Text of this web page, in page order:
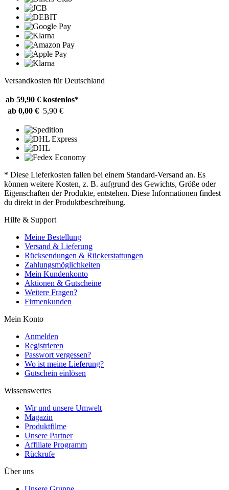
Versandkosten für Deutschland
ab 59,90 € kostenlos*
ab 0,00 € 5,90 €
* Diese Lieferkosten fallen bei einem Standard-Versand an. Es
können weitere Kosten, z. B. aufgrund des Gewichts, Größe oder
Eigenschaften der Produkte, entstehen. Diese Informationen findest
du direkt in der Produktbeschreibung.
Hilfe & Support
Meine Bestellung
Versand & Lieferung
Rücksendungen & Rückerstattungen
Zahlungsmöglichkeiten
Mein Kundenkonto
Aktionen & Gutscheine
Weitere Fragen?
Firmenkunden
Mein Konto
Anmelden
Registrieren
Passwort vergessen?
Wo ist meine Lieferung?
Gutschein einlösen
Wissenswertes
Wir und unsere Umwelt
Magazin
Produktfilme
Unsere Partner
Affiliate Programm
Rückrufe
Über uns